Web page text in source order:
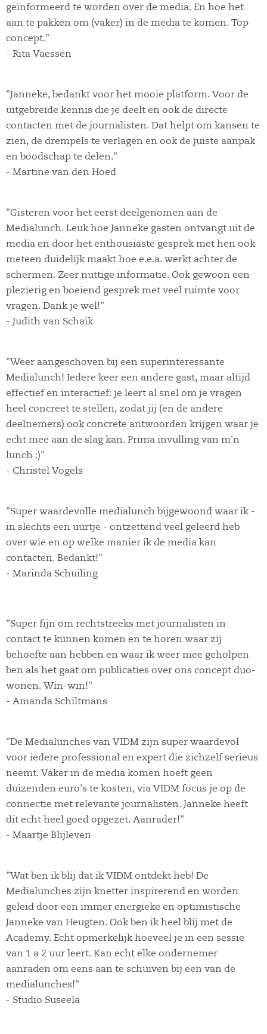
geïnformeerd te worden over de media. En hoe het
aan te pakken om (vaker) in de media te komen. Top
concept."
- Rita Vaessen
"Janneke, bedankt voor het mooie platform. Voor de
uitgebreide kennis die je deelt en ook de directe
contacten met de journalisten. Dat helpt om kansen te
zien, de drempels te verlagen en ook de juiste aanpak
en boodschap te delen."
- Martine van den Hoed
"Gisteren voor het eerst deelgenomen aan de
Medialunch. Leuk hoe Janneke gasten ontvangt uit de
media en door het enthousiaste gesprek met hen ook
meteen duidelijk maakt hoe e.e.a. werkt achter de
schermen. Zeer nuttige informatie. Ook gewoon een
plezierig en boeiend gesprek met veel ruimte voor
vragen. Dank je wel!"
- Judith van Schaik
"Weer aangeschoven bij een superinteressante
Medialunch! Iedere keer een andere gast, maar altijd
effectief en interactief: je leert al snel om je vragen
heel concreet te stellen, zodat jij (en de andere
deelnemers) ook concrete antwoorden krijgen waar je
echt mee aan de slag kan. Prima invulling van m'n
lunch :)"
- Christel Vogels
"Super waardevolle medialunch bijgewoond waar ik -
in slechts een uurtje - ontzettend veel geleerd heb
over wie en op welke manier ik de media kan
contacten. Bedankt!"
- Marinda Schuiling
"Super fijn om rechtstreeks met journalisten in
contact te kunnen komen en te horen waar zij
behoefte aan hebben en waar ik weer mee geholpen
ben als het gaat om publicaties over ons concept duo-
wonen. Win-win!"
- Amanda Schiltmans
"De Medialunches van VIDM zijn super waardevol
voor iedere professional en expert die zichzelf serieus
neemt. Vaker in de media komen hoeft geen
duizenden euro's te kosten, via VIDM focus je op de
connectie met relevante journalisten. Janneke heeft
dit echt heel goed opgezet. Aanrader!"
- Maartje Blijleven
"Wat ben ik blij dat ik VIDM ontdekt heb! De
Medialunches zijn knetter inspirerend en worden
geleid door een immer energieke en optimistische
Janneke van Heugten. Ook ben ik heel blij met de
Academy. Echt opmerkelijk hoeveel je in een sessie
van 1 a 2 uur leert. Kan echt elke ondernemer
aanraden om eens aan te schuiven bij een van de
medialunches!"
- Studio Suseela